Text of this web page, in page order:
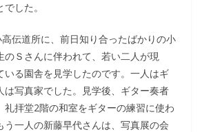
した。
伝道所に、前日知り合ったばかりの小
のＳさんに伴われて、若い二人が現
いる園舎を見学したのです。一人はギ
は写真家でした。見学後、ギター奏者
礼拝堂2階の和室をギターの練習に使わ
う一人の新藤早代さんは、写真展の会